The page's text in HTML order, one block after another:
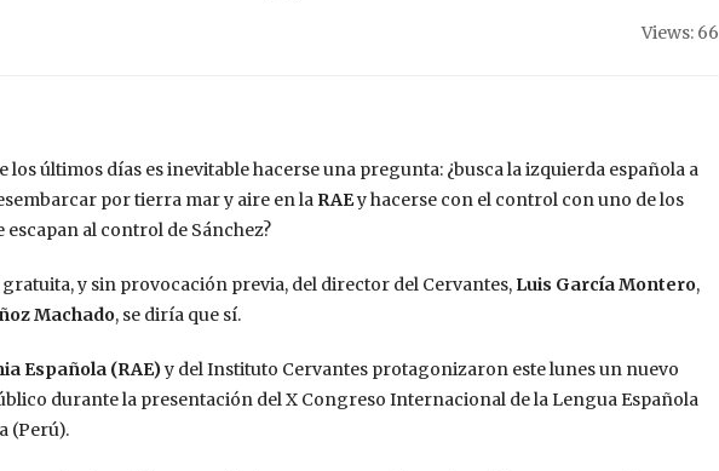
Views: 66
los últimos días es inevitable hacerse una pregunta: ¿busca la izquierda española a
por tierra mar y aire en laRAEy hacerse con el control con uno de los
al control de Sánchez?
y sin provocación previa, del director del Cervantes, Luis García Montero,
Machado, se diría que sí.
Española (RAE)y del Instituto Cervantes protagonizaron este lunes un nuevo
durante la presentación del X Congreso Internacional de la Lengua Española
(Perú).